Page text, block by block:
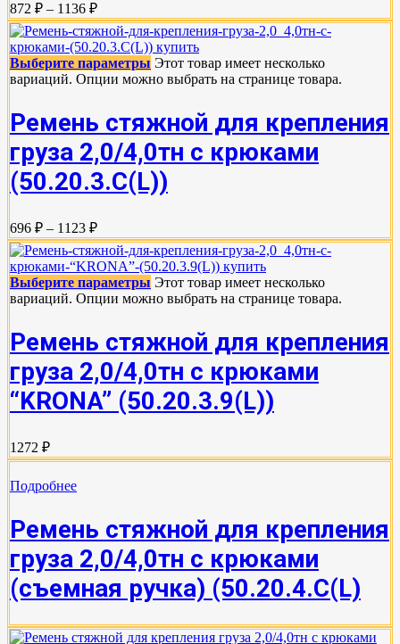
872 ₽ – 1136 ₽
Выберите параметры Этот товар имеет несколько
вариаций. Опции можно выбрать на странице товара.
Ремень стяжной для крепления
груза 2,0/4,0тн с крюками
(50.20.3.C(L))
696 ₽ – 1123 ₽
Выберите параметры Этот товар имеет несколько
вариаций. Опции можно выбрать на странице товара.
Ремень стяжной для крепления
груза 2,0/4,0тн с крюками
“KRONA” (50.20.3.9(L))
1272 ₽
Подробнее
Ремень стяжной для крепления
груза 2,0/4,0тн с крюками
(съемная ручка) (50.20.4.С(L)